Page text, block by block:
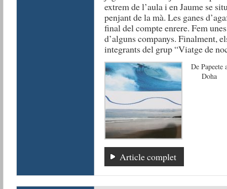
extrem de l’aula i en Jaume se
penjant de la mà. Les ganes
final del compte enrere. Fem
d’alguns companys. Finalment,
integrants del grup “Viatge de
De Papeete
Doha
Article complet